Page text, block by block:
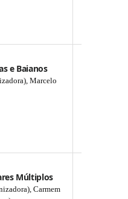
e Baianos
Marcelo
Múltiplos
Carmem